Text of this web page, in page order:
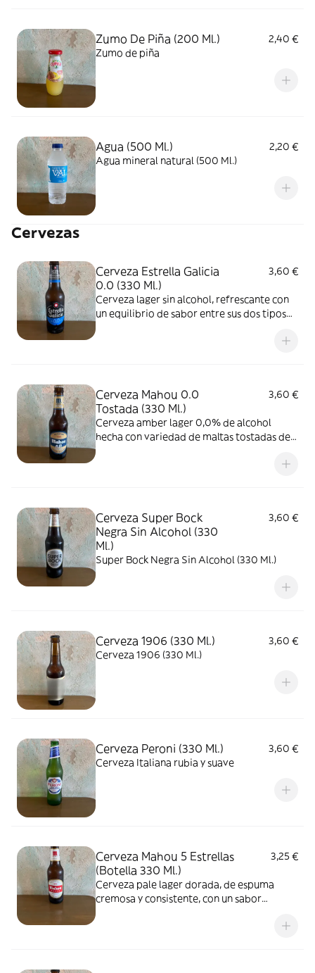
Zumo De Piña (200 Ml.)
2,40 €
Zumo de piña
Agua (500 Ml.)
2,20 €
Agua mineral natural (500 Ml.)
Cervezas
Cerveza Estrella Galicia
0.0 (330 Ml.)
3,60 €
Cerveza lager sin alcohol, refrescante con
un equilibrio de sabor entre sus dos tipos
Cerveza Mahou 0.0
Tostada (330 Ml.)
3,60 €
Cerveza amber lager 0,0% de alcohol
hecha con variedad de maltas tostadas de
Cerveza Super Bock
Negra Sin Alcohol (330
Ml.)
3,60 €
Super Bock Negra Sin Alcohol (330 Ml.)
Cerveza 1906 (330 Ml.)
3,60 €
Cerveza 1906 (330 Ml.)
Cerveza Peroni (330 Ml.)
3,60 €
Cerveza Italiana rubia y suave
Cerveza Mahou 5 Estrellas
(Botella 330 Ml.)
3,25 €
Cerveza pale lager dorada, de espuma
cremosa y consistente, con un sabor